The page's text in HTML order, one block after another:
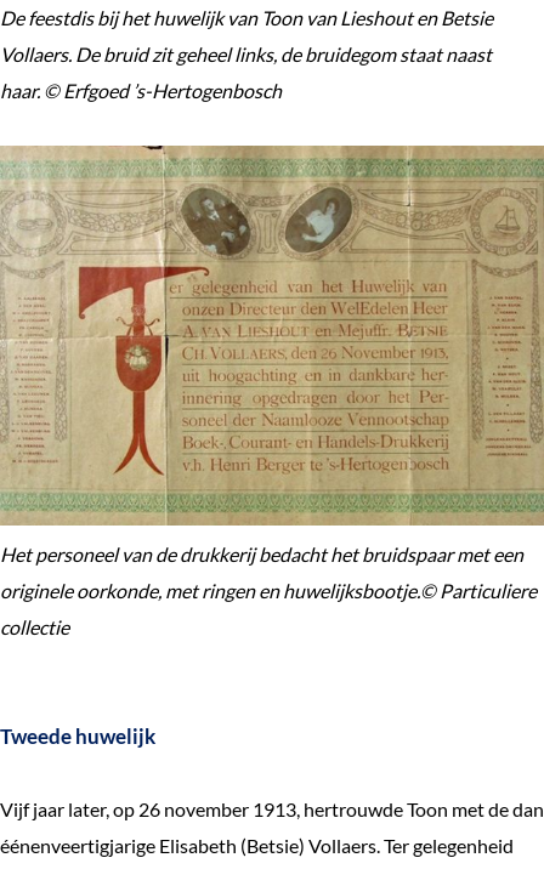
De feestdis bij het huwelijk van Toon van Lieshout en Betsie
Vollaers. De bruid zit geheel links, de bruidegom staat naast
haar. © Erfgoed ’s-Hertogenbosch
Het personeel van de drukkerij bedacht het bruidspaar met een
originele oorkonde, met ringen en huwelijksbootje.© Particuliere
collectie
Tweede huwelijk
Vijf jaar later, op 26 november 1913, hertrouwde Toon met de dan
éénenveertigjarige Elisabeth (Betsie) Vollaers. Ter gelegenheid